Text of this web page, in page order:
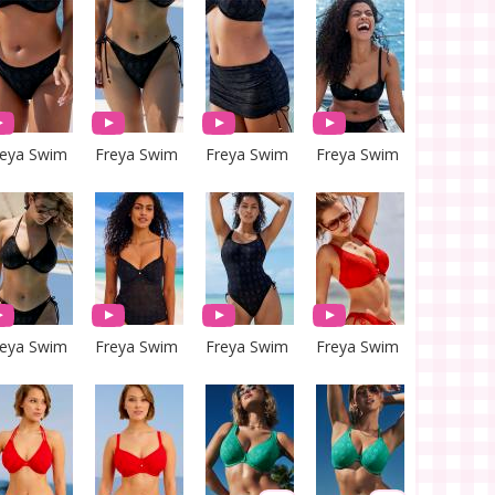
Swim Freya Swim Freya Swim Freya Swim
Swim Freya Swim Freya Swim Freya Swim